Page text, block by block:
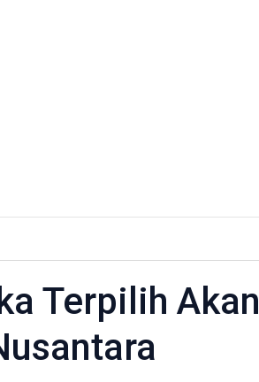
Terpilih Akan